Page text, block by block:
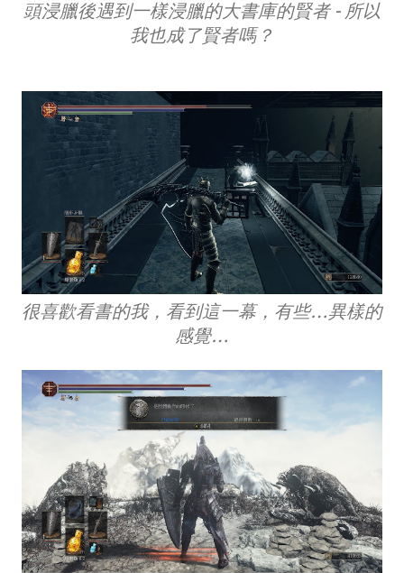
頭浸臘後遇到一樣浸臘的大書庫的賢者 - 所以
我也成了賢者嗎？
很喜歡看書的我，看到這一幕，有些…異樣的
感覺…